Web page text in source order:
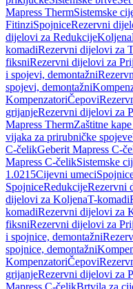
Mapress ThermSistemske
FitinziSpojniceRezervni
dijelovi za RedukcijeKoljena
komadiRezervni dijelovi za
fiksniRezervni dijelovi za
i spojevi, demontažni
spojevi, demontažni
KompenzatoriČepovi
grijanjeRezervni dijelovi za
Mapress ThermZaštitne
vijaka za prirubničke spojeve
C-čelikGeberit Mapress C-
Mapress C-čelikSistemske
1.0215Cijevni umeci
SpojniceRedukcijeRezervni
dijelovi za KoljenaT-komadi
komadiRezervni dijelovi za
fiksniRezervni dijelovi za
i spojnice, demontažni
spojnice, demontažni
KompenzatoriČepovi
grijanjeRezervni dijelovi za
Mapress C-čelikBrtvila za